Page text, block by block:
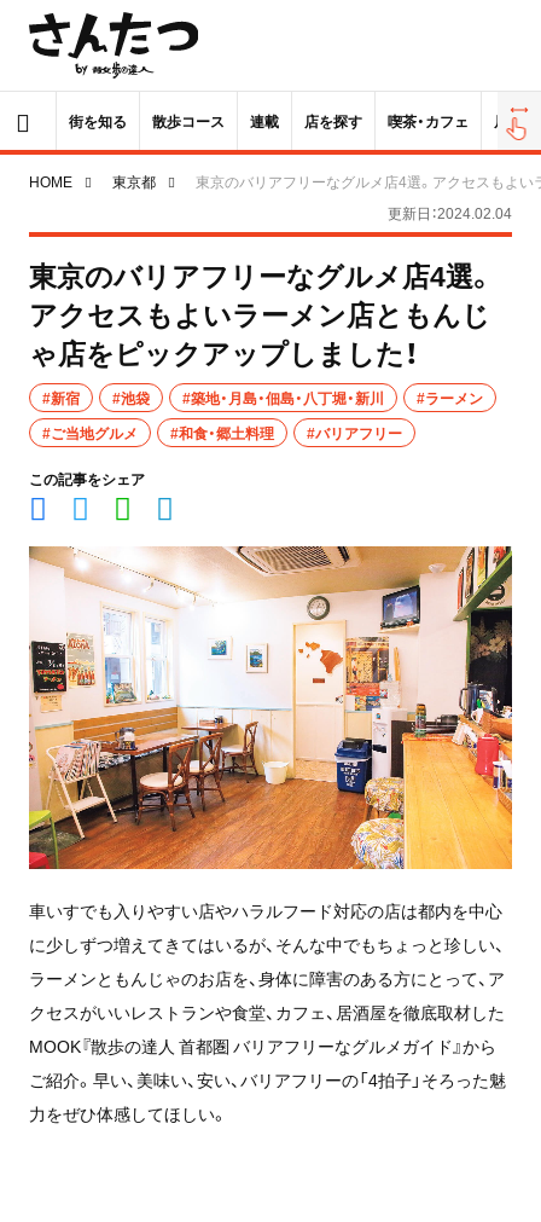
街を知る 散歩コース 連載 店を探す 喫茶・カフェ 居酒屋
HOME 東京都
東京のバリアフリーなグルメ店4選。アクセスもよ
更新日：2024.02.04
東京のバリアフリーなグルメ店4選。
アクセスもよいラーメン店ともんじ
ゃ店をピックアップしました！
#新宿 #池袋 #築地・月島・佃島・八丁堀・新川
#ラーメン
#ご当地グルメ
#和食・郷土料理 #バリアフリー
この記事をシェア
車いすでも入りやすい店やハラルフード対応の店は都内を中心
に少しずつ増えてきてはいるが、そんな中でもちょっと珍しい、
ラーメンともんじゃのお店を、身体に障害のある方にとって、ア
クセスがいいレストランや食堂、カフェ、居酒屋を徹底取材した
MOOK『散歩の達人 首都圏 バリアフリーなグルメガイド』から
ご紹介。早い、美味い、安い、バリアフリーの「4拍子」そろった魅
力をぜひ体感してほしい。